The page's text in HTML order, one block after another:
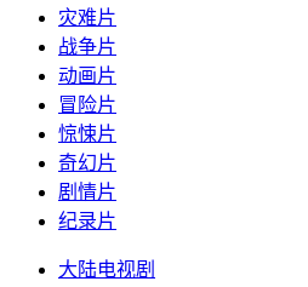
灾难片
战争片
动画片
冒险片
惊悚片
奇幻片
剧情片
纪录片
大陆电视剧